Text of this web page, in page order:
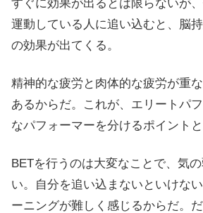
すぐに効果が出るとは限らないが
運動している人に追い込むと、脳
の効果が出てくる。
精神的な疲労と肉体的な疲労が重
あるからだ。これが、エリートパ
なパフォーマーを分けるポイントと
BETを行うのは大変なことで、気
い。自分を追い込まないといけな
ーニングが難しく感じるからだ。